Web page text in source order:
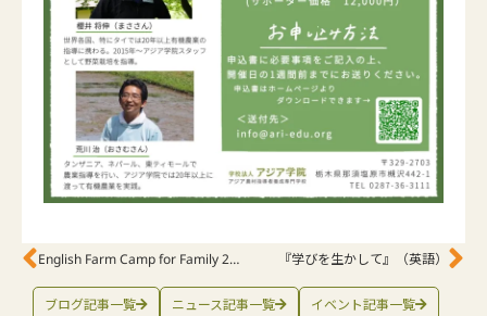
English Farm Camp for Family 2021 『学びを生かして』 （英語）
ブログ記事一覧 ニュース記事一覧 イベント記事一覧